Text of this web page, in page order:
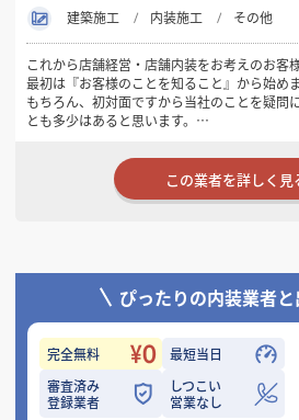
建築施工
内装施工 その他
これから店舗経営・店舗内装をお考えのお客
最初は『お客様のことを知ること』から始めま
もちろん、初対面ですから当社のことを疑問
とも多少はあると思います。
店舗を作るだけの業者ではなく、開業してか
せていただく為に、
この業者を詳しく見
ぴったりの内装業者
完全無料
最短当日
審査済み
登録業者
しつこい
営業なし